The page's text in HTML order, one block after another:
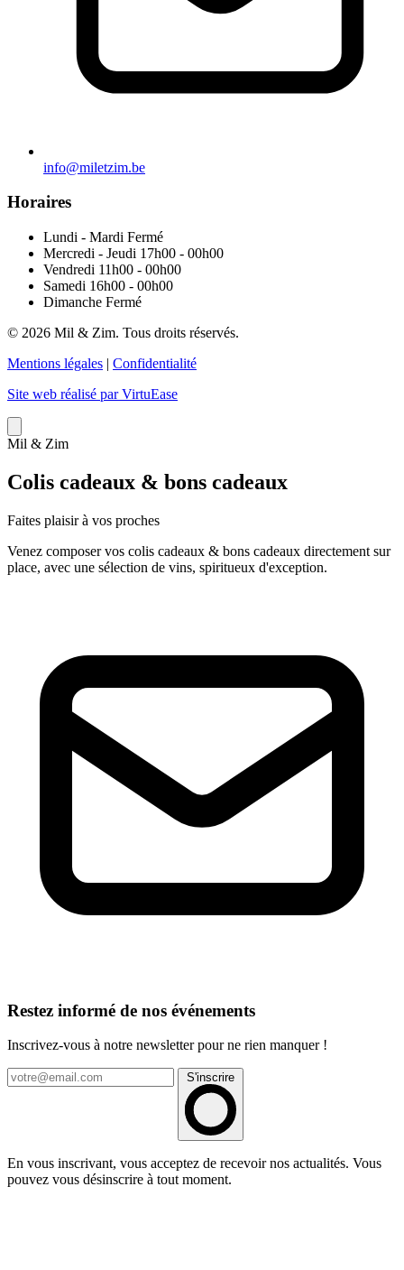
info@miletzim.be
Horaires
Lundi - Mardi Fermé
Mercredi - Jeudi 17h00 - 00h00
Vendredi 11h00 - 00h00
Samedi 16h00 - 00h00
Dimanche Fermé
© 2026 Mil & Zim. Tous droits réservés.
Mentions légales | Confidentialité
Site web réalisé par VirtuEase
Mil & Zim
Colis cadeaux & bons cadeaux
Faites plaisir à vos proches
Venez composer vos colis cadeaux & bons cadeaux directement sur
place, avec une sélection de vins, spiritueux d'exception.
Restez informé de nos événements
Inscrivez-vous à notre newsletter pour ne rien manquer !
S'inscrire
En vous inscrivant, vous acceptez de recevoir nos actualités. Vous
pouvez vous désinscrire à tout moment.